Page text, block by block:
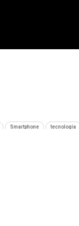
Smartphone tecnología